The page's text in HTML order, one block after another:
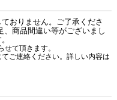
おりません。ご了承くださ
商品間違い等がございまし
て頂きます。
ご連絡ください。詳しい内容は